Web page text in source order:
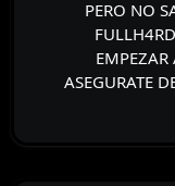
PERO NO
EMPEZAR
ASEGURATE